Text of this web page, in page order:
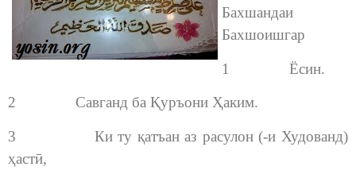
Бахшандаи
Бахшоишгар
1 Ёсин.
2 Савганд ба Қуръони Ҳаким.
3 Ки ту қатъан аз расулон (-и Худованд)
ҳастӣ,